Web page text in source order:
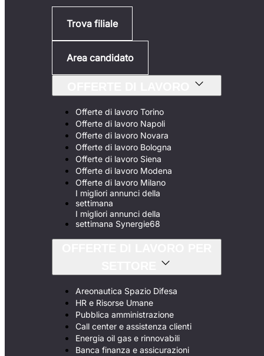
Trova filiale
Area candidato
Offerte di lavoro Torino
Offerte di lavoro Napoli
Offerte di lavoro Novara
Offerte di lavoro Bologna
Offerte di lavoro Siena
Offerte di lavoro Modena
Offerte di lavoro Milano
I migliori annunci della
settimana
I migliori annunci della
settimana Synergie68
Areonautica Spazio Difesa
HR e Risorse Umane
Pubblica amministrazione
Call center e assistenza clienti
Energia oil gas e rinnovabili
Banca finanza e assicurazioni